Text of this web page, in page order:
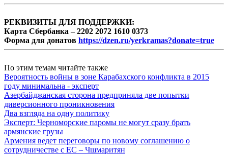
РЕКВИЗИТЫ ДЛЯ ПОДДЕРЖКИ:
Карта Сбербанка – 2202 2072 1610 0373
Форма для донатов https://dzen.ru/yerkramas?donate=true
По этим темам читайте также
Вероятность войны в зоне Карабахского конфликта в 2015
году минимальна - эксперт
Азербайджанская сторона предприняла две попытки
диверсионного проникновения
Два взгляда на одну политику
Эксперт: Черноморские паромы не могут сразу брать
армянские грузы
Армения ведет переговоры по новому соглашению о
сотрудничестве с ЕС – Чшмаритян